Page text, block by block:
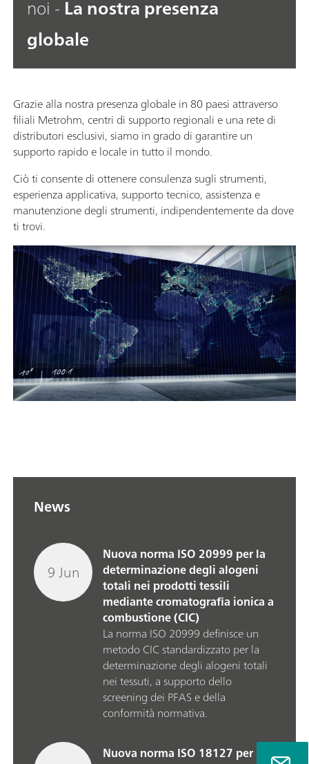
noi - La nostra presenza
globale
Grazie alla nostra presenza globale in 80 paesi attraverso
filiali Metrohm, centri di supporto regionali e una rete di
distributori esclusivi, siamo in grado di garantire un
supporto rapido e locale in tutto il mondo.
Ciò ti consente di ottenere consulenza sugli strumenti,
esperienza applicativa, supporto tecnico, assistenza e
manutenzione degli strumenti, indipendentemente da dove
ti trovi.
News
9 Jun
Nuova norma ISO 20999 per la
determinazione degli alogeni
totali nei prodotti tessili
mediante cromatografia ionica a
combustione (CIC)
La norma ISO 20999 definisce un
metodo CIC standardizzato per la
determinazione degli alogeni totali
nei tessuti, a supporto dello
screening dei PFAS e della
conformità normativa.
Nuova norma ISO 18127 per il